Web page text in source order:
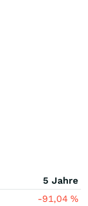
5 Jahre
-91,04%